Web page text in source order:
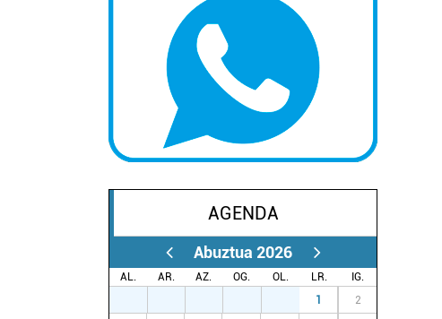
AGENDA
Abuztua 2026
AL. AR. AZ. OG. OL. LR.
IG.
1 2